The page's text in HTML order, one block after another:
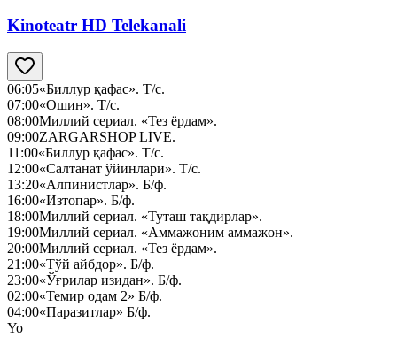
Kinoteatr HD Telekanali
06:05«Биллур қафас». Т/с.
07:00«Ошин». Т/с.
08:00Миллий сериал. «Тез ёрдам».
09:00ZARGARSHOP LIVE.
11:00«Биллур қафас». Т/с.
12:00«Салтанат ўйинлари». Т/с.
13:20«Алпинистлар». Б/ф.
16:00«Изтопар». Б/ф.
18:00Миллий сериал. «Туташ тақдирлар».
19:00Миллий сериал. «Аммажоним аммажон».
20:00Миллий сериал. «Тез ёрдам».
21:00«Тўй айбдор». Б/ф.
23:00«Ўғрилар изидан». Б/ф.
02:00«Темир одам 2» Б/ф.
04:00«Паразитлар» Б/ф.
Yo